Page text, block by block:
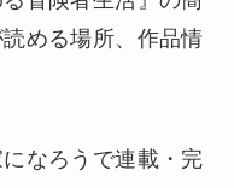
める場所、作品情
なろうで連載・完